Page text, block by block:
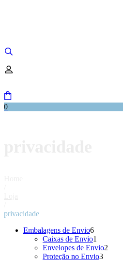
0
privacidade
Embalagens de Envio66
produtos
Caixas de Envio1
produto
Envelopes de Envio2
Proteção no Envio33